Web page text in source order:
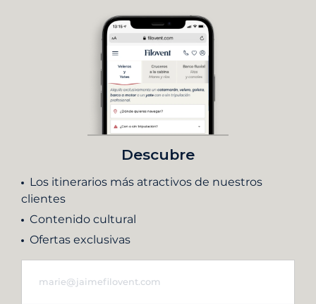
Descubre
Los itinerarios más atractivos de nuestros
clientes
Contenido cultural
Ofertas exclusivas